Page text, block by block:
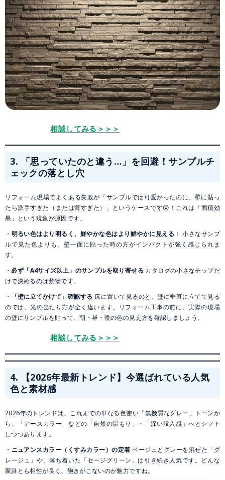
相談してみる＞＞＞
3. 「思っていたのと違う…」を回避！サンプルチ
ェックの落とし穴
リフォーム現場でよくある失敗が「サンプルでは可愛かったのに、壁に貼っ
たら派手すぎた（または薄すぎた）」というケースです😲！これは「面積効
果」という現象が原因です。
・ 明るい色はより明るく、鮮やかな色はより鮮やかに見える ！ 小さなサンプ
ルで見た色よりも、壁一面に貼った時の方がインパクトが強く感じられま
す。
・ 必ず「A4サイズ以上」のサンプルを取り寄せる カタログの小さなチップだ
けで決めるのは禁物です。
・
「壁に立てかけて」確認する 床に置いて見るのと、壁に垂直に立てて見る
のでは、光の当たり方が全く違います。リフォーム工事の前に、実際の現場
の壁にサンプルを貼って、朝・昼・晩の色の見え方を確認しましょう。
相談してみる＞＞＞
4. 【2026年最新トレンド】今選ばれている人気
色と素材感
2026年のトレンドは、これまでの単なる色使い「無機質なグレー」トーンか
ら、「アースカラー」などの「自然の温もり」・「深い没入感」へとシフト
しつつあります。
・ ニュアンスカラー（くすみカラー）の定着 ベージュとグレーを混ぜた「グ
レージュ」や、落ち着いた「セージグリーン」は引き続き人気です。どんな
家具とも相性が良く、飽きがこないのが魅力ですね。